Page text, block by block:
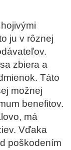
ju v rôznej
zbiera a
Táto
možnej
benefitov.
má
Vďaka
poškodením